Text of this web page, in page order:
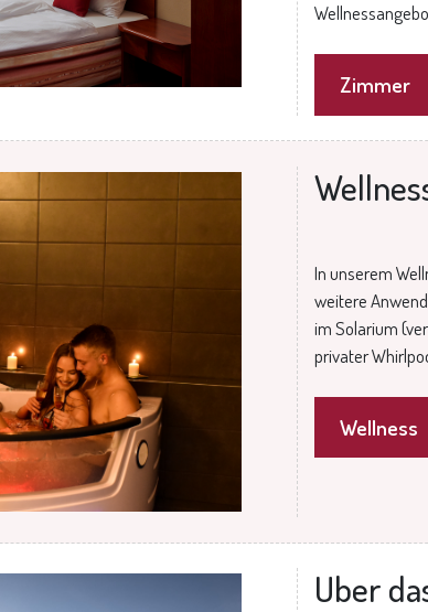
Zimmer
In unserem
weitere
im Solarium
privater
Wellness
Uber